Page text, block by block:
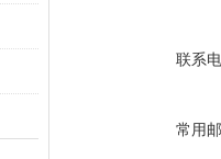
联系
常用